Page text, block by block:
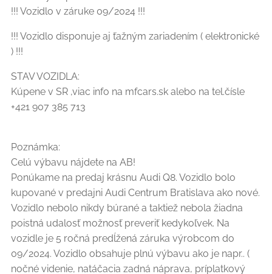
!!! Vozidlo v záruke 09/2024 !!!
!!! Vozidlo disponuje aj ťažným zariadením ( elektronické
) !!!
STAV VOZIDLA:
Kúpene v SR ,viac info na mfcars.sk alebo na tel.čísle
+421 907 385 713
Poznámka:
Celú výbavu nájdete na AB!
Ponúkame na predaj krásnu Audi Q8. Vozidlo bolo
kupované v predajni Audi Centrum Bratislava ako nové.
Vozidlo nebolo nikdy búrané a taktiež nebola žiadna
poistná udalosť možnosť preveriť kedykoľvek. Na
vozidle je 5 ročná predĺžená záruka výrobcom do
09/2024. Vozidlo obsahuje plnú výbavu ako je napr.. (
nočné videnie, natáčacia zadná náprava, príplatkový